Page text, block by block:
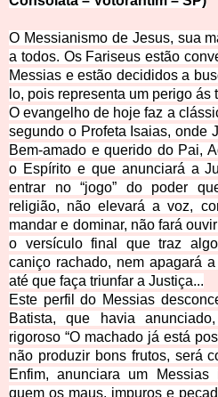
O Messianismo de Jesus, sua
a todos. Os Fariseus estão
Messias e estão decididos a
lo, pois representa um perigo ás
O evangelho de hoje faz a
segundo o Profeta Isaias, onde
Bem-amado e querido do Pai,
o Espírito e que anunciará a
entrar no “jogo” do poder
religião, não elevará a voz,
mandar e dominar, não fará
o versículo final que traz
caniço rachado, nem apagará
até que faça triunfar a Justiça...
Este perfil do Messias
Batista, que havia
rigoroso “O machado já está
não produzir bons frutos, será
Enfim, anunciara um Messias
quem os maus, impuros e